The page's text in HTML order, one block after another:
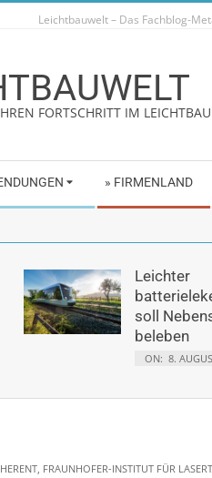
Leichtbauwelt – Das Fachblog-
FORTSCHRITT IM LEICHTBAU
» FIRMENLAND
Leichter
soll
beleben
ON: 8.
, FRAUNHOFER-INSTITUT FÜR